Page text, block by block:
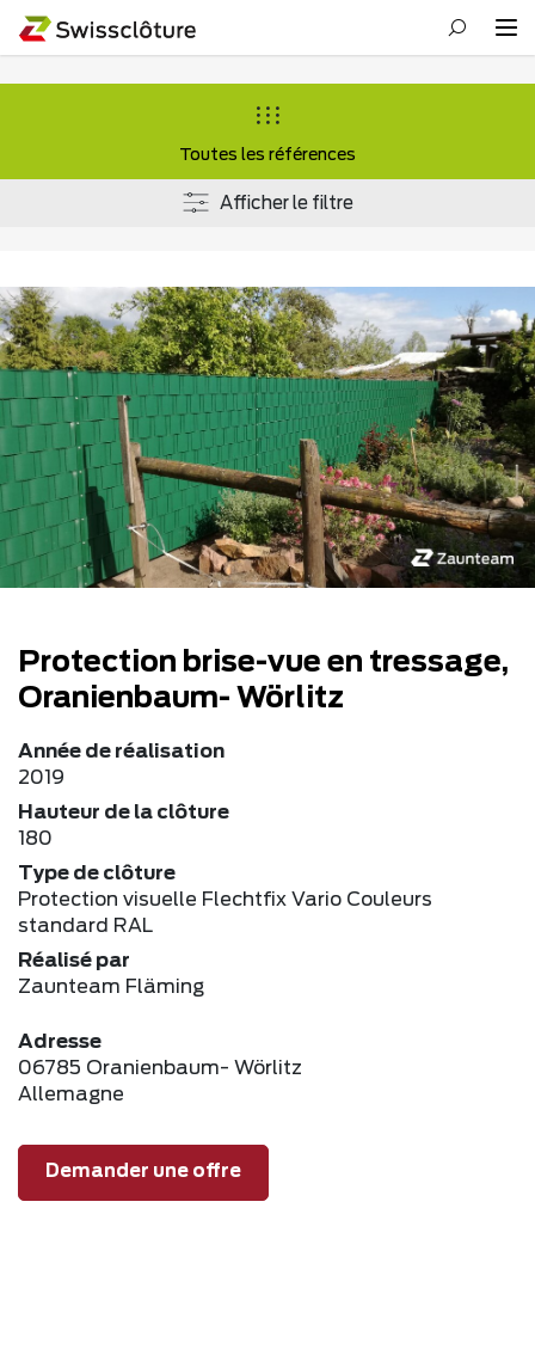
Toutes les références
Afficher le filtre
Protection brise-vue en tressage,
Oranienbaum- Wörlitz
Année de réalisation
2019
Hauteur de la clôture
180
Type de clôture
Protection visuelle Flechtfix Vario Couleurs
standard RAL
Réalisé par
Zaunteam Fläming
Adresse
06785 Oranienbaum- Wörlitz
Allemagne
Demander une offre